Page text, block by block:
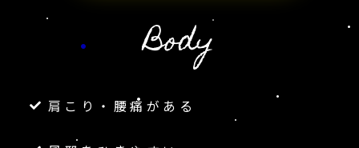
Body
肩こり・腰痛がある